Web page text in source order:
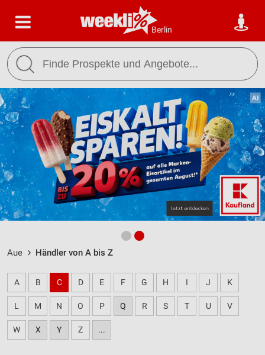
Berlin
Aue Händler von A bis Z
A B C D E F G H I J K
L M N O P Q R S T U V
W X Y Z ...